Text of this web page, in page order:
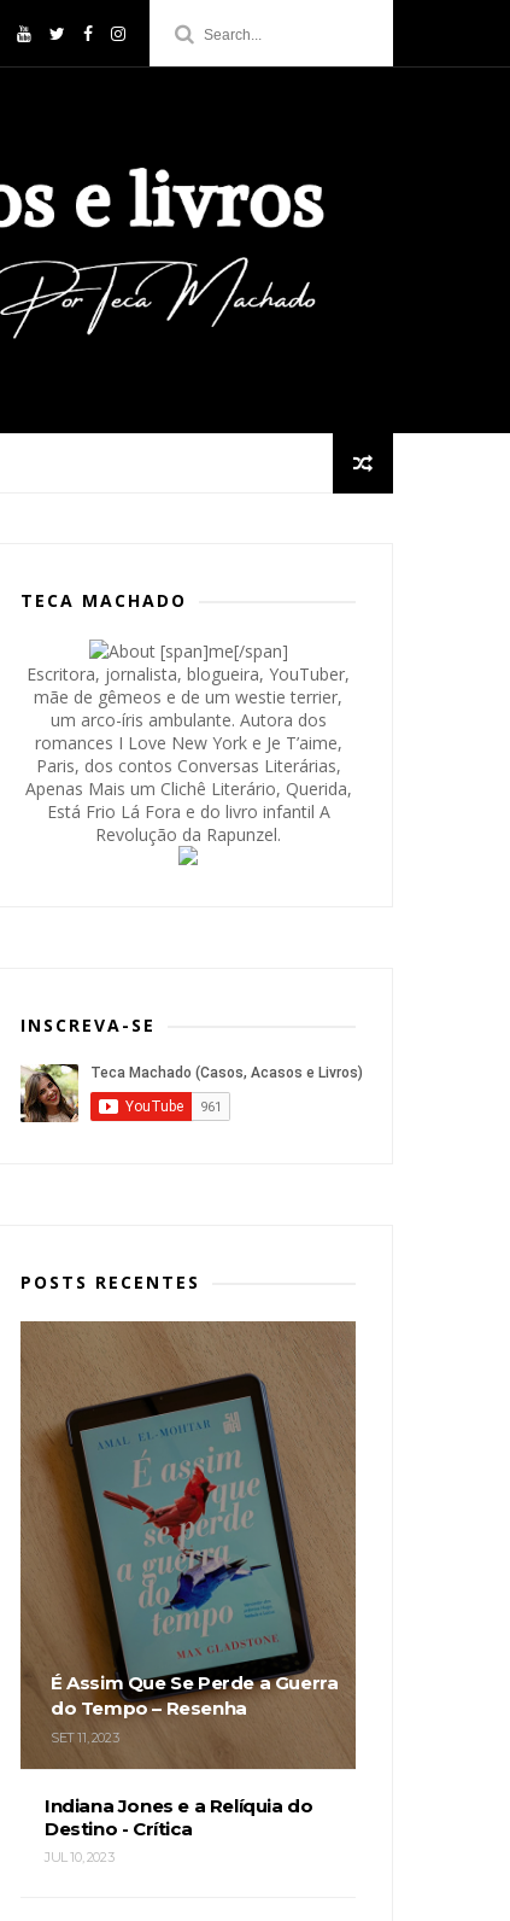
TECA MACHADO
Escritora, jornalista, blogueira, YouTuber,
mãe de gêmeos e de um westie terrier,
um arco-íris ambulante. Autora dos
romances I Love New York e Je T’aime,
Paris, dos contos Conversas Literárias,
Apenas Mais um Clichê Literário, Querida,
Está Frio Lá Fora e do livro infantil A
Revolução da Rapunzel.
INSCREVA-SE
POSTS RECENTES
É Assim Que Se Perde a Guerra
do Tempo – Resenha
SET 11, 2023
Indiana Jones e a Relíquia do
Destino - Crítica
JUL 10, 2023